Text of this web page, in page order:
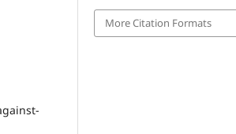
More Citation Formats